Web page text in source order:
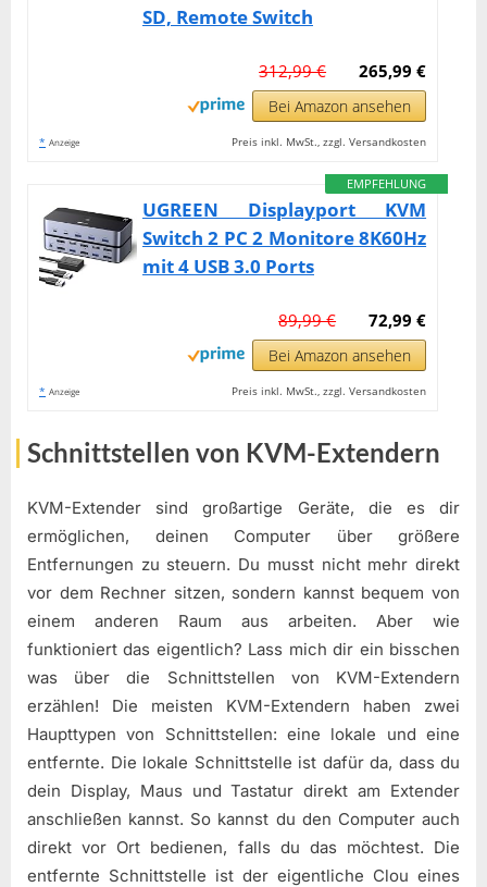
SD, Remote Switch
265,99 €
312,99 €
Bei Amazon ansehen
* Anzeige Preis inkl. MwSt., zzgl. Versandkosten
EMPFEHLUNG
UGREEN Displayport KVM
Switch 2 PC 2 Monitore 8K60Hz
mit 4 USB 3.0 Ports
72,99 €
89,99 €
Bei Amazon ansehen
* Anzeige Preis inkl. MwSt., zzgl. Versandkosten
Schnittstellen von KVM-Extendern
KVM-Extender sind großartige Geräte, die es dir
ermöglichen, deinen Computer über größere
Entfernungen zu steuern. Du musst nicht mehr direkt
vor dem Rechner sitzen, sondern kannst bequem von
einem anderen Raum aus arbeiten. Aber wie
funktioniert das eigentlich? Lass mich dir ein bisschen
was über die Schnittstellen von KVM-Extendern
erzählen! Die meisten KVM-Extendern haben zwei
Haupttypen von Schnittstellen: eine lokale und eine
entfernte. Die lokale Schnittstelle ist dafür da, dass du
dein Display, Maus und Tastatur direkt am Extender
anschließen kannst. So kannst du den Computer auch
direkt vor Ort bedienen, falls du das möchtest. Die
entfernte Schnittstelle ist der eigentliche Clou eines